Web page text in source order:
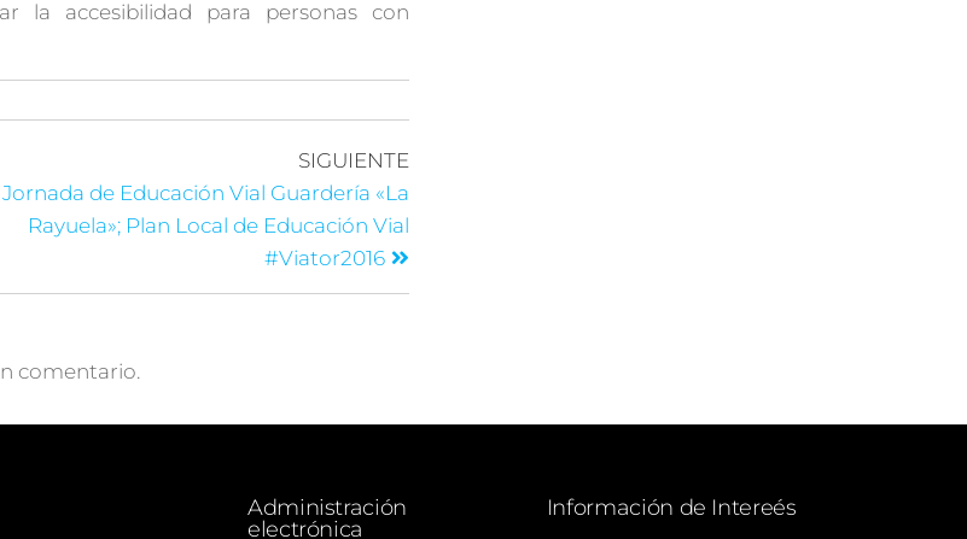
la accesibilidad para personas con
SIGUIENTE
Jornada de Educación Vial Guardería «La
Rayuela»; Plan Local de Educación Vial
#Viator2016
comentario.
Administración
electrónica
Información de Intereés